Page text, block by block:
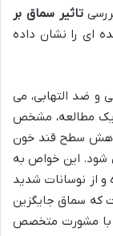
تاثیر سماق بر
ای را نشان داده
و ضد التهابی، می
یک مطالعه، مشخص
سطح قند خون
شود. این خواص به
از نوسانات شدید
که سماق جایگزین
با مشورت متخصص